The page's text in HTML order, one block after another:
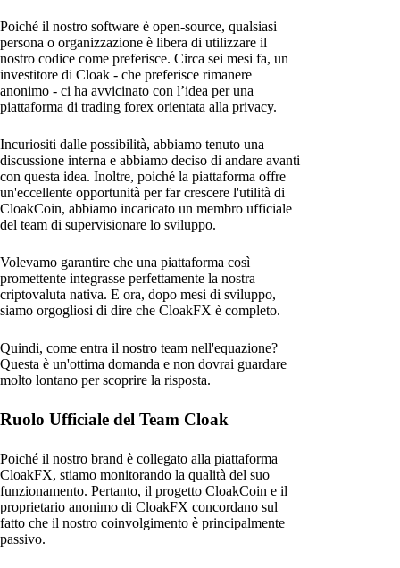
Poiché il nostro software è open-source, qualsiasi
persona o organizzazione è libera di utilizzare il
nostro codice come preferisce. Circa sei mesi fa, un
investitore di Cloak - che preferisce rimanere
anonimo - ci ha avvicinato con l’idea per una
piattaforma di trading forex orientata alla privacy.
Incuriositi dalle possibilità, abbiamo tenuto una
discussione interna e abbiamo deciso di andare avanti
con questa idea. Inoltre, poiché la piattaforma offre
un'eccellente opportunità per far crescere l'utilità di
CloakCoin, abbiamo incaricato un membro ufficiale
del team di supervisionare lo sviluppo.
Volevamo garantire che una piattaforma così
promettente integrasse perfettamente la nostra
criptovaluta nativa. E ora, dopo mesi di sviluppo,
siamo orgogliosi di dire che CloakFX è completo.
Quindi, come entra il nostro team nell'equazione?
Questa è un'ottima domanda e non dovrai guardare
molto lontano per scoprire la risposta.
Ruolo Ufficiale del Team Cloak
Poiché il nostro brand è collegato alla piattaforma
CloakFX, stiamo monitorando la qualità del suo
funzionamento. Pertanto, il progetto CloakCoin e il
proprietario anonimo di CloakFX concordano sul
fatto che il nostro coinvolgimento è principalmente
passivo.